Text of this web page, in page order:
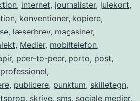
, internet, journalister, julekort,
, konventioner, kopiere,
, læserbrev, magasiner,
, Medier, mobiltelefon,
, peer-to-peer, porto, post,
professionel,
, publicere, punktum, skilletegn,
, skrive, sms, sociale medier,